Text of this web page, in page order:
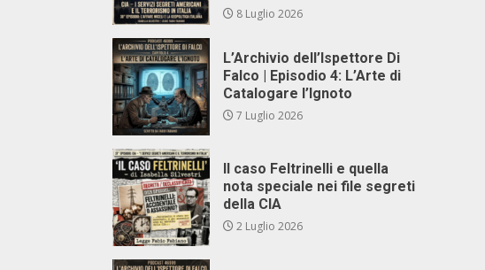
8 Luglio 2026
L’Archivio dell’Ispettore Di
Falco | Episodio 4: L’Arte di
Catalogare l’Ignoto
7 Luglio 2026
Il caso Feltrinelli e quella
nota speciale nei file segreti
della CIA
2 Luglio 2026